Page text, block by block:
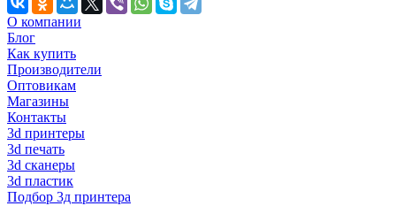
О компании
Блог
Как купить
Производители
Оптовикам
Магазины
Контакты
3d принтеры
3d печать
3d сканеры
3d пластик
Подбор 3д принтера